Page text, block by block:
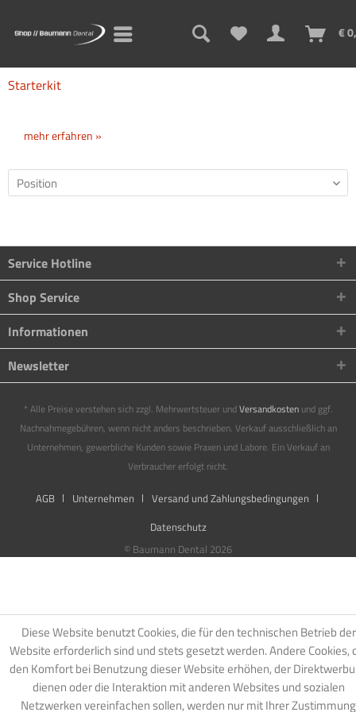
€
Starterkit
mehr erfahren »
Service Hotline
Shop Service
Informationen
Newsletter
* Alle Preise verstehen sich zzgl. Mehrwertsteuer undVersandkostenund ggf.
Nachnahmegebühren, wenn nicht anders beschrieben. Verkauf ausschließlich an
Unternehmen, gewerbliche Kunden sowie Praxen und Labore. Ein Verkauf an
Verbraucher erfolgt nicht.
AGB Unternehmen
Versand und Zahlungsbedingungen
Datenschutz
© Baumann Dental 2026
Diese Website benutzt Cookies, die für den technischen Betrieb der
Website erforderlich sind und stets gesetzt werden. Andere Cookies,
den Komfort bei Benutzung dieser Website erhöhen, der
dienen oder die Interaktion mit anderen Websites und sozialen
Netzwerken vereinfachen sollen, werden nur mit Ihrer Zustimmung